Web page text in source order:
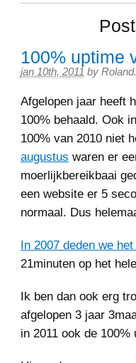
100% uptime
jan 10th, 2011 by Roland.
Afgelopen jaar heeft
100% behaald. Ook
100% van 2010 niet
augustus waren er
moerlijkbereikbaai
een website er 5
normaal. Dus
In 2007 deden we
21minuten op het
Ik ben dan ook erg
afgelopen 3 jaar
in 2011 ook de 100%